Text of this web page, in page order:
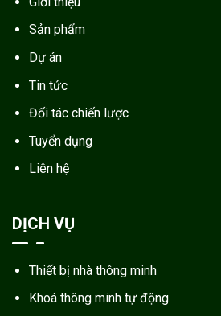
Sản phẩm
Dự án
Tin tức
Đối tác chiến lược
Tuyển dụng
Liên hệ
DỊCH VỤ
Thiết bị nhà thông minh
Khoá thông minh tự động